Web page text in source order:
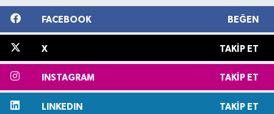
FACEBOOK BEĞEN
X TAKIP ET
INSTAGRAM TAKIP ET
LINKEDIN TAKIP ET